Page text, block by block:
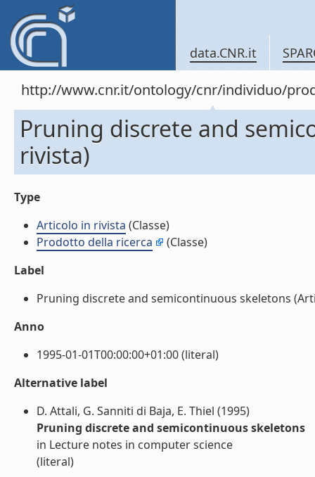
data.CNR.it
http://www.cnr.it/ontology/cnr/individuo/
Pruning discrete and
rivista)
Type
Articolo in rivista (Classe)
Prodotto della ricerca
(Classe)
Label
Pruning discrete and semicontinuous skeletons
Anno
1995-01-01T00:00:00+01:00 (literal)
Alternative label
D. Attali, G. Sanniti di Baja, E. Thiel (1995)
Pruning discrete and semicontinuous skeletons
in Lecture notes in computer science
(literal)